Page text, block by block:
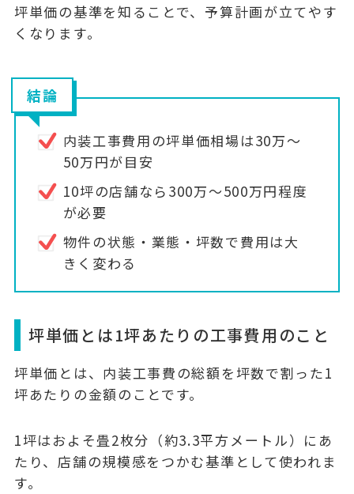
坪単価の基準を知ることで、予算計画が立てやす
くなります。
結論
内装工事費用の坪単価相場は30万〜
50万円が目安
10坪の店舗なら300万〜500万円程度
が必要
物件の状態・業態・坪数で費用は大
きく変わる
坪単価とは1坪あたりの工事費用のこと
坪単価とは、 内装工事費の総額を坪数で割った1
坪あたりの金額のことです。
1坪はおよそ畳2枚分（約3.3平方メートル）にあ
たり、店舗の規模感をつかむ基準として使われま
す。